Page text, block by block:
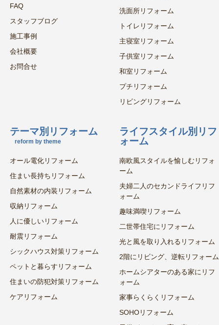
FAQ
スタッフブログ
施工事例
会社概要
お問合せ
洗面所リフォーム
トイレリフォーム
主寝室リフォーム
子供室リフォーム
和室リフォーム
プチリフォーム
リビングリフォーム
テーマ別リフォーム
reform by theme
オール電化リフォーム
住まい長持ちリフォーム
自然素材の内装リフォーム
収納リフォーム
人に優しいリフォーム
耐震リフォーム
シックハウス対策リフォーム
ペットと暮らすリフォーム
住まいの防犯対策リフォーム
ケアリフォーム
ライフスタイル別リフ
ォーム
南欧風スタイルを愉しむリフォ
ーム
夫婦二人のセカンドライフリフ
ォーム
趣味満喫リフォーム
二世帯住宅にリフォーム
光と風を取り入れるリフォーム
2階にリビング、逆転リフォーム
ホームシアターのある家にリフ
ォーム
家事らくらくリフォーム
SOHOリフォーム